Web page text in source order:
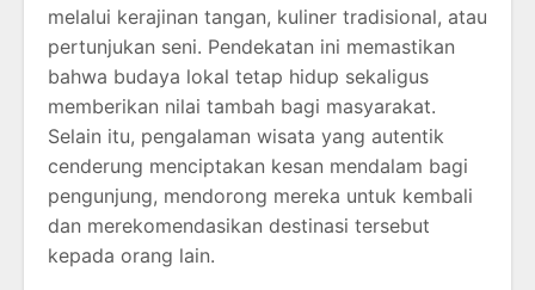
melalui kerajinan tangan, kuliner tradisional, atau
pertunjukan seni. Pendekatan ini memastikan
bahwa budaya lokal tetap hidup sekaligus
memberikan nilai tambah bagi masyarakat.
Selain itu, pengalaman wisata yang autentik
cenderung menciptakan kesan mendalam bagi
pengunjung, mendorong mereka untuk kembali
dan merekomendasikan destinasi tersebut
kepada orang lain.